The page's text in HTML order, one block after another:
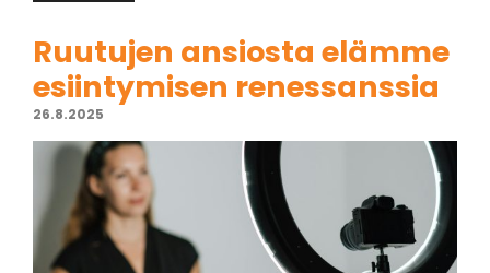
Ruutujen ansiosta elämme
esiintymisen renessanssia
26.8.2025